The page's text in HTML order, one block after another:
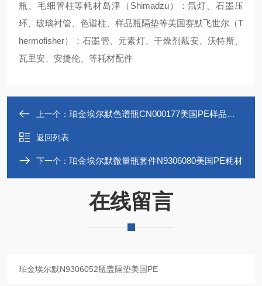
瓶、毛细管柱等耗材岛津（Shimadzu）：氘灯、石墨压
环、玻璃衬管、色谱柱、样品瓶隔垫等美国赛默飞世尔（T
hermofisher）：石墨管、元素灯、干燥剂戴安、沃特斯、
瓦里安、安捷伦、等耗材配件
上一个： 珀金埃尔默色谱瓶CN000177美国PE样品瓶现货
返回列表
下一个： 珀金埃尔默微量瓶套件N9306080美国PE耗材
在线留言